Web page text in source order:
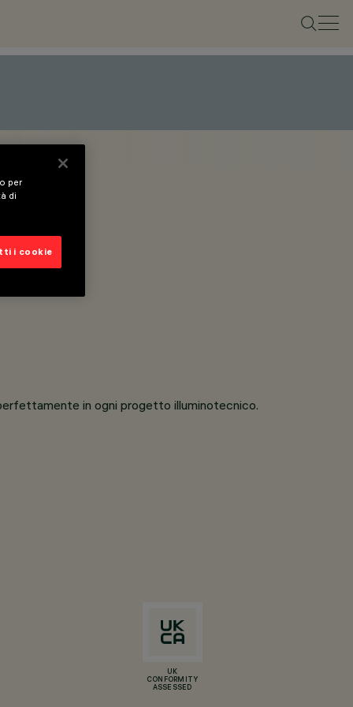
in ogni progetto illuminotecnico.
UK
CONFORMITY
ASSESSED
per
di
i cookie